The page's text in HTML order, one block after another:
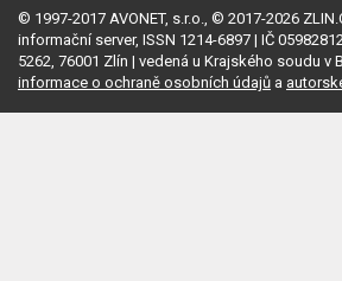
© 1997-2017 AVONET, s.r.o., © 2017-2026
informační server, ISSN 1214-6897 | IČ
5262, 76001 Zlín | vedená u Krajského soudu v
informace o ochraně osobních údajů a